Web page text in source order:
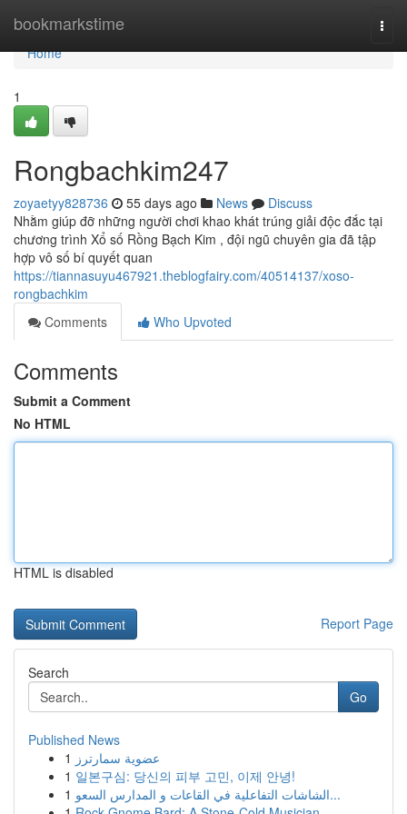
bookmarkstime
Home
Home
1
Rongbachkim247
zoyaetyy828736 55 days ago News
Discuss
Nhằm giúp đỡ những người chơi khao khát trúng giải độc đắc tại
chương trình Xổ số Rồng Bạch Kim , đội ngũ chuyên gia đã tập
hợp vô số bí quyết quan
https://tiannasuyu467921.theblogfairy.com/40514137/xoso-
rongbachkim
Comments
Who Upvoted
Comments
Submit a Comment
No HTML
HTML is disabled
Report Page
Search
Go
Published News
1 عضوية سمارترز
1 일본구심: 당신의 피부 고민, 이제 안녕!
1
الشاشات التفاعلية في القاعات و المدارس السعو...